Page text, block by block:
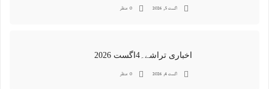
اگست 5, 2026 0 منظر
اخباری تراشے۔4اگست 2026
اگست 4, 2026 0 منظر